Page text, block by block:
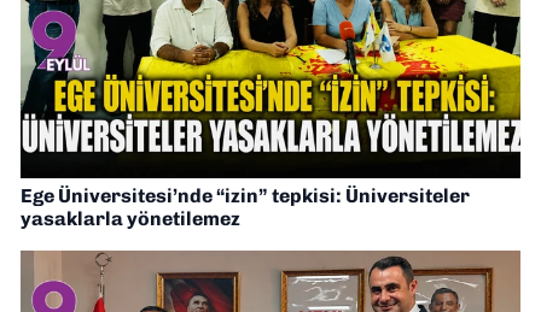
Ege Üniversitesi’nde “izin” tepkisi: Üniversiteler
yasaklarla yönetilemez